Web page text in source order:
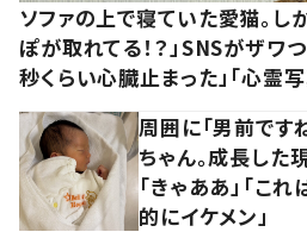
ソファの上で寝ていた愛猫。し
ぽが取れてる！？」SNSがザワつ
秒くらい心臓止まった」「心霊
周囲に「男前です
ちゃん。成長した
「きゃああ」「こ
的にイケメン」